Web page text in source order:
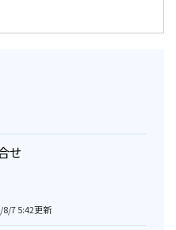
せ
8/7 5:42更新